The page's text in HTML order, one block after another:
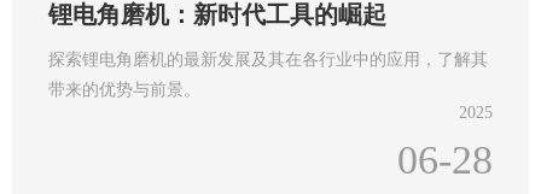
锂电角磨机：新时代工具的崛起
探索锂电角磨机的最新发展及其在各行业中的应用，了解其
带来的优势与前景。
2025
06-28